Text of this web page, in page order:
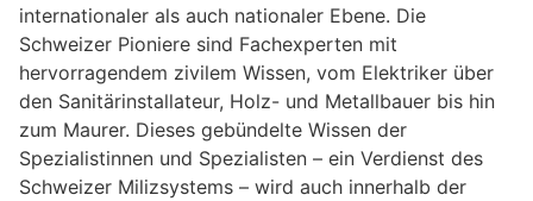
internationaler als auch nationaler Ebene. Die
Schweizer Pioniere sind Fachexperten mit
hervorragendem zivilem Wissen, vom Elektriker über
den Sanitärinstallateur, Holz- und Metallbauer bis hin
zum Maurer. Dieses gebündelte Wissen der
Spezialistinnen und Spezialisten – ein Verdienst des
Schweizer Milizsystems – wird auch innerhalb der